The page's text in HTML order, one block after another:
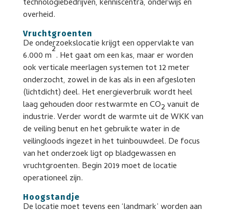
technologiebedrijven, kenniscentra, onderwijs en
overheid.
Vruchtgroenten
De onderzoekslocatie krijgt een oppervlakte van
6.000 m2. Het gaat om een kas, maar er worden
ook verticale meerlagen systemen tot 12 meter
onderzocht, zowel in de kas als in een afgesloten
(lichtdicht) deel. Het energieverbruik wordt heel
laag gehouden door restwarmte en CO2vanuit de
industrie. Verder wordt de warmte uit de WKK van
de veiling benut en het gebruikte water in de
veilingloods ingezet in het tuinbouwdeel. De focus
van het onderzoek ligt op bladgewassen en
vruchtgroenten. Begin 2019 moet de locatie
operationeel zijn.
Hoogstandje
De locatie moet tevens een ‘landmark’ worden aan